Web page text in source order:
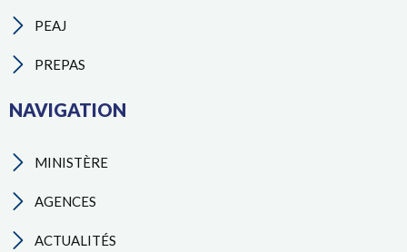
PEAJ
PREPAS
NAVIGATION
MINISTÈRE
AGENCES
ACTUALITÉS